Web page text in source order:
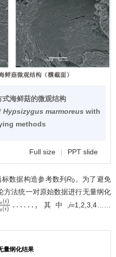
式海鲜菇的微观结构
Hypsizygus marmoreus with
methods
Full size | PPT slide
数据构造参考数列R0 。为了避免
方法统一对原始数据进行无量纲化
0(2 ) ,……
其中,i=1,2,3,4……
量纲化结果